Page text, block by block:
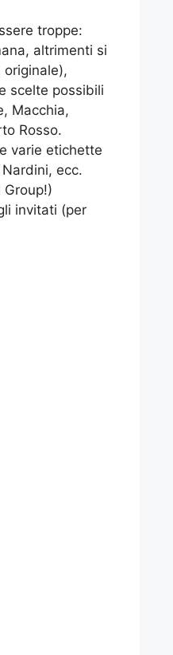
troppe:
altrimenti si
scelte possibili
Macchia,
Rosso.
varie etichette
ecc.
invitati (per